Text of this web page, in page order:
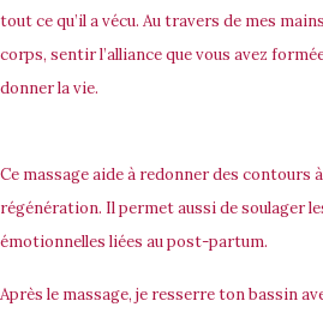
tout ce qu’il a vécu. Au travers de mes
corps, sentir l’alliance que vous avez
donner la vie.
Ce massage aide à redonner des contours
régénération. Il permet aussi de soulager
émotionnelles liées au post-partum.
Après le massage, je resserre ton bassin